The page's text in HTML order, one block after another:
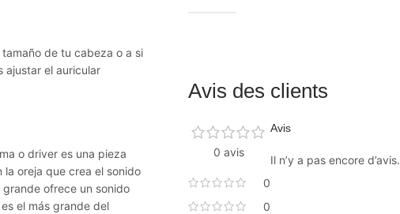
de tu cabeza o a si
ajustar el auricular
o driver es una pieza
oreja que crea el sonido
ofrece un sonido
el más grande del
Avis des clients
0 avis
0
0
Avis
Il n’y a pas encore d’avis.